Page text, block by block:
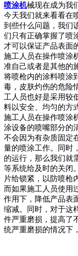
喷涂机械现在成为我
今天我们就来看看在
到些什么问题，我们
们只有正确掌握了喷
才可以保证产品表面
施工人员在操作喷涂
准自己或者是其他的
将喷枪内的涂料喷涂
毒，皮肤灼伤的危险
工人员也好是采用较
料以安全、均匀的方
施工人员在操作喷涂
涂设备的喷嘴部分的
不会因为有杂质固定
量的喷涂工作。同时
的运行，那么我们就
等系统给及时的关闭
片给锁紧，以防喷枪
而如果施工人员使用
作用下，降低产品表
缩减。同时，对于这
件严重磨损，提高了
统严重磨损的情况下